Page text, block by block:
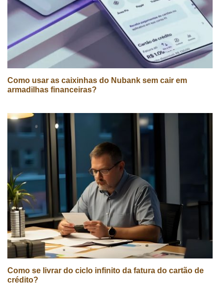
Como usar as caixinhas do Nubank sem cair em
armadilhas financeiras?
Como se livrar do ciclo infinito da fatura do cartão de
crédito?